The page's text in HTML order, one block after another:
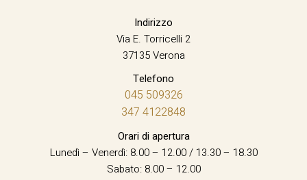
Indirizzo
Via E. Torricelli 2
37135 Verona
Telefono
045 509326
347 4122848
Orari di apertura
Lunedì – Venerdì: 8.00 – 12.00 / 13.30 – 18.30
Sabato: 8.00 – 12.00